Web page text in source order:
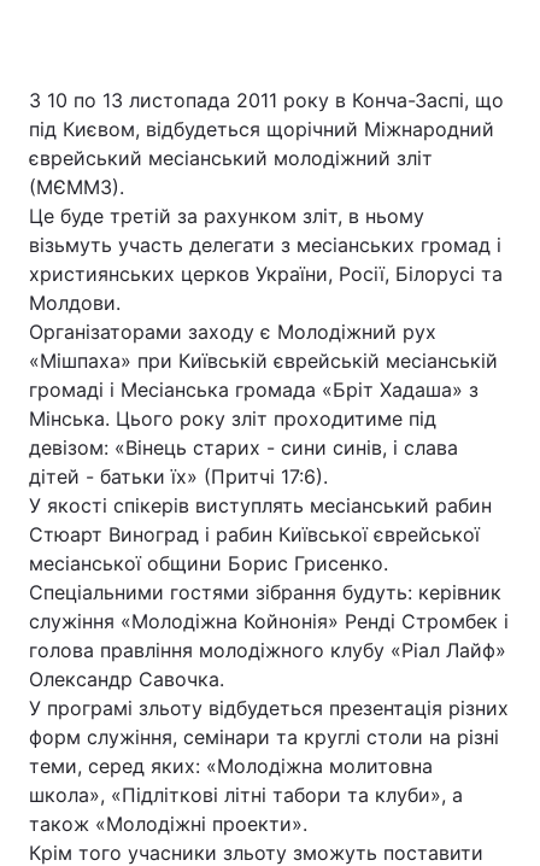
Україна Політика
Економіка Світ
Спорт
Техно і зв'язок Лайт
Зброя Інциденти
З 10 по 13 листопада 2011 року в Конча-Заспі, що
під Києвом, відбудеться щорічний Міжнародний
єврейський месіанський молодіжний зліт
(МЄММЗ).
Це буде третій за рахунком зліт, в ньому
візьмуть участь делегати з месіанських громад і
християнських церков України, Росії, Білорусі та
Молдови.
Організаторами заходу є Молодіжний рух
«Мішпаха» при Київській єврейській месіанській
громаді і Месіанська громада «Бріт Хадаша» з
Мінська. Цього року зліт проходитиме під
девізом: «Вінець старих - сини синів, і слава
дітей - батьки їх» (Притчі 17:6).
У якості спікерів виступлять месіанський рабин
Стюарт Виноград і рабин Київської єврейської
месіанської общини Борис Грисенко.
Спеціальними гостями зібрання будуть: керівник
служіння «Молодіжна Койнонія» Ренді Стромбек і
голова правління молодіжного клубу «Ріал Лайф»
Олександр Савочка.
У програмі зльоту відбудеться презентація різних
форм служіння, семінари та круглі столи на різні
теми, серед яких: «Молодіжна молитовна
школа», «Підліткові літні табори та клуби», а
також «Молодіжні проекти».
Крім того учасники зльоту зможуть поставити